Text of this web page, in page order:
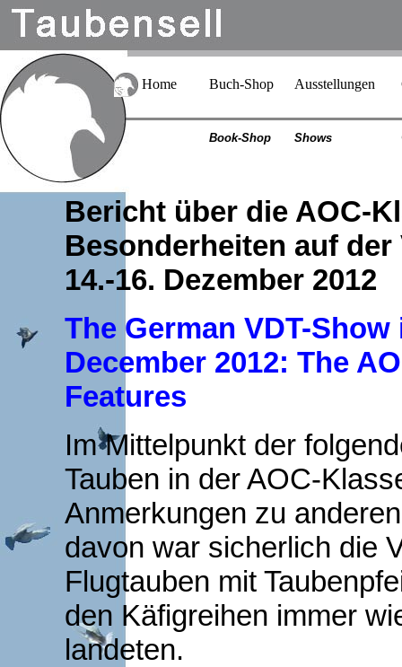
Home Buch-Shop Ausstellungen
Book-Shop Shows
Bericht über die AOC-
Besonderheiten auf
14.-16. Dezember 2012
The German VDT-
December 2012: The
Features
Im Mittelpunkt der
Tauben in der AOC-
Anmerkungen zu
davon war sicherlich die
Flugtauben mit
den Käfigreihen immer
landeten.